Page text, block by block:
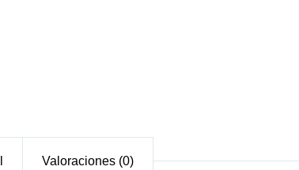
Valoraciones (0)